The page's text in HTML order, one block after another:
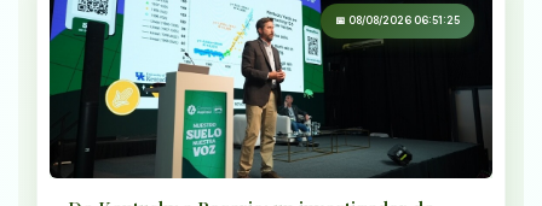
📅 08/08/2026 06:51:25